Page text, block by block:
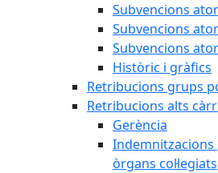
Subvencions
Subvencions
Subvencions
Històric i gràfics
Retribucions grups
Retribucions alts
Gerència
Indemnitzacions
òrgans col·legiats